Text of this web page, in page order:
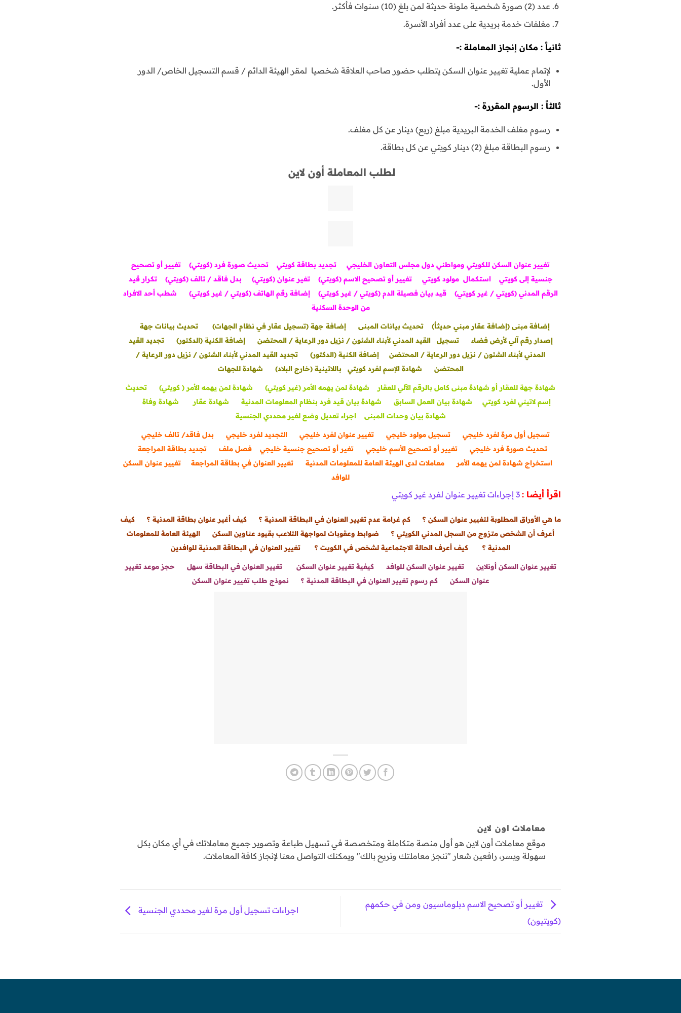
عدد (2) صورة شخصية ملونة حديثة لمن بلغ (10) سنوات فأكثر.
مغلفات خدمة بريدية على عدد أفراد الأسرة.
ثانياً : مكان إنجاز المعاملة :-
لإتمام عملية تغيير عنوان السكن يتطلب حضور صاحب العلاقة شخصيا لمقر الهيئة الدائم / قسم التسجيل الخاص/ الدور
الأول.
ثالثاً : الرسوم المقررة :-
رسوم مغلف الخدمة البريدية مبلغ (ربع) دينار عن كل مغلف.
رسوم البطاقة مبلغ (2) دينار كويتي عن كل بطاقة.
لطلب المعاملة أون لاين
تغيير عنوان السكن للكويتي ومواطني دول مجلس التعاون الخليجي تجديد بطاقة كويتي تحديث صورة فرد (كويتي)
تغيير أو تصحيح
جنسية إلى كويتي
استكمال مولود كويتي تغيير أو تصحيح الاسم (كويتي) تغير عنوان (كويتي) بدل فاقد / تالف (كويتي)
تكرار قيد
الرقم المدني (كويتي / غير كويتي)
قيد بيان فصيلة الدم (كويتي / غير كويتي) إضافة رقم الهاتف (كويتي / غير كويتي)
شطب أحد الافراد
من الوحدة السكنية
إضافة مبنى (إضافة عقار مبني حديثاٌ) تحديث بيانات المبنى إضافة جهة (تسجيل عقار في نظام الجهات)
تحديث بيانات جهة
إصدار رقم آلي لأرض فضاء
تسجيل القيد المدني لأبناء الشئون / نزيل دور الرعاية / المحتضن إضافة الكنية (الدكتور)
تجديد القيد
المدني لأبناء الشئون / نزيل دور الرعاية / المحتضن
إضافة الكنية (الدكتور)
تجديد القيد المدني لأبناء الشئون / نزيل دور الرعاية /
المحتضن
شهادة الإسم لفرد كويتي باللاتينية (خارج البلاد) شهادة للجهات
شهادة جهة للعقار أو شهادة مبنى كامل بالرقم الآلي للعقار شهادة لمن يهمه الأمر (غير كويتي) شهادة لمن يهمه الأمر ( كويتي)
تحديث
إسم لاتيني لفرد كويتي
شهادة بيان العمل السابق شهادة بيان قيد فرد بنظام المعلومات المدنية شهادة عقار
شهادة وفاة
شهادة بيان وحدات المبنى
اجراء تعديل وضع لغير محددي الجنسية
تسجيل أول مرة لفرد خليجي تسجيل مولود خليجي تغيير عنوان لفرد خليجي التجديد لفرد خليجي
بدل فاقد/ تالف خليجي
تحديث صورة فرد خليجي
تغيير أو تصحيح الأسم خليجي تغير أو تصحيح جنسية خليجي فصل ملف
تجديد بطاقة المراجعة
استخراج شهادة لمن يهمه الأمر
معاملات لدى الهيئة العامة للمعلومات المدنية تغيير العنوان في بطاقة المراجعة
تغيير عنوان السكن
للوافد
اقرأ أيضا : 3 إجراءات تغيير عنوان لفرد غير كويتي
ما هي الأوراق المطلوبة لتغيير عنوان السكن ؟ كم غرامة عدم تغيير العنوان في البطاقة المدنية ؟ كيف أغير عنوان بطاقة المدنية ؟
كيف
أعرف أن الشخص متزوج من السجل المدني الكويتي ؟
ضوابط وعقوبات لمواجهة التلاعب بقيود عناوين السكن
الهيئة العامة للمعلومات
المدنية ؟
كيف أعرف الحالة الاجتماعية لشخص في الكويت ؟ تغيير العنوان في البطاقة المدنية للوافدين
تغيير عنوان السكن أونلاين تغيير عنوان السكن للوافد كيفية تغيير عنوان السكن تغيير العنوان في البطاقة سهل
حجز موعد تغيير
عنوان السكن
كم رسوم تغيير العنوان في البطاقة المدنية ؟ نموذج طلب تغيير عنوان السكن
معاملات اون لاين
موقع معاملات أون لاين هو أول منصة متكاملة ومتخصصة في تسهيل طباعة وتصوير جميع معاملاتك في أي مكان بكل
سهولة ويسر، رافعين شعار "ننجز معاملتك ونريح بالك" ويمكنك التواصل معنا لإنجاز كافة المعاملات.
تغيير أو تصحيح الاسم دبلوماسيون ومن في حكمهم
(كويتيون)
اجراءات تسجيل أول مرة لغير محددي الجنسية